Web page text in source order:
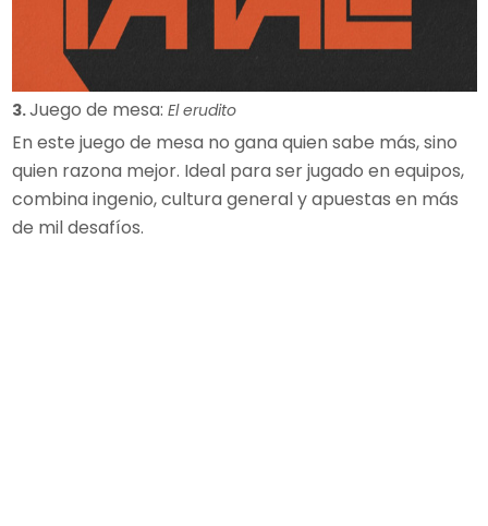
3.Juego de mesa: El erudito
En este juego de mesa no gana quien sabe más, sino
quien razona mejor. Ideal para ser jugado en equipos,
combina ingenio, cultura general y apuestas en más
de mil desafíos.